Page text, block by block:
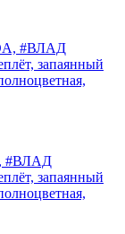
#ВЛАД
запаянный